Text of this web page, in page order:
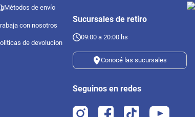
Métodos de envío
con nosotros
de devolucion
Sucursales de retiro
09:00 a 20:00 hs
Conocé las sucursales
Seguinos en redes